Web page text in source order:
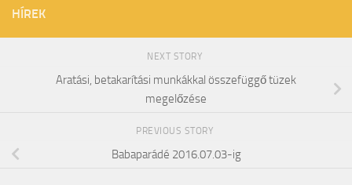
HÍREK
NEXT STORY
Aratási, betakarítási munkákkal összefüggő tüzek
megelőzése
PREVIOUS STORY
Babaparádé 2016.07.03-ig